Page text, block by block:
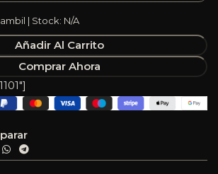
| Stock: N/A
Añadir Al Carrito
Comprar Ahora